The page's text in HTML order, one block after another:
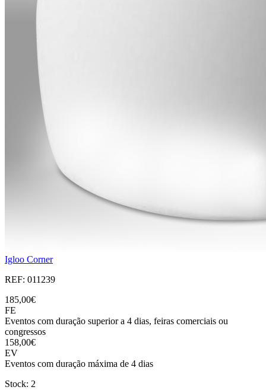
Igloo Corner
REF: 011239
185,00€
FE
Eventos com duração superior a 4 dias, feiras comerciais ou
congressos
158,00€
EV
Eventos com duração máxima de 4 dias
Stock: 2